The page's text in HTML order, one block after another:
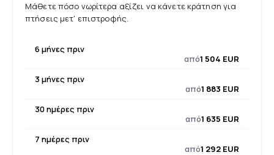
Μάθετε πόσο νωρίτερα αξίζει να κάνετε κράτηση για
πτήσεις μετ' επιστροφής.
6 μήνες πριν
από1 504 EUR
3 μήνες πριν
από1 883 EUR
30 ημέρες πριν
από1 635 EUR
7 ημέρες πριν
από1 292 EUR